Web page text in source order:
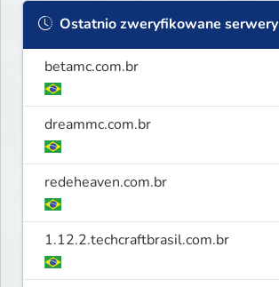
Ostatnio zweryfikowane serwery
betamc.com.br
dreammc.com.br
redeheaven.com.br
1.12.2.techcraftbrasil.com.br